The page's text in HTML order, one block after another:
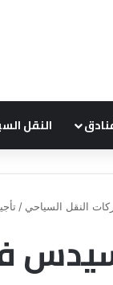
النقل
النقل السياحي /